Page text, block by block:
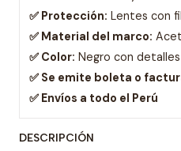
✅ Protección: Lentes con
✅ Material del marco:
✅ Color: Negro con
✅ Se emite boleta o
✅ Envíos a todo el Perú
DESCRIPCIÓN